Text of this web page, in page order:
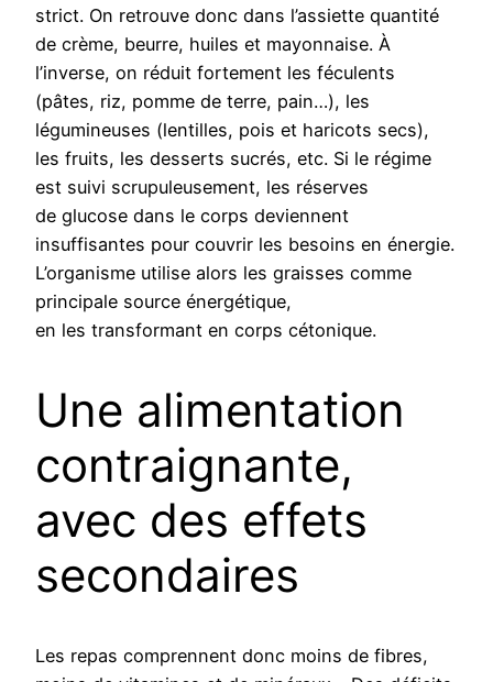
strict. On retrouve donc dans l’assiette quantité
de crème, beurre, huiles et mayonnaise. À
l’inverse, on réduit fortement les féculents
(pâtes, riz, pomme de terre, pain…), les
légumineuses (lentilles, pois et haricots secs),
les fruits, les desserts sucrés, etc. Si le régime
est suivi scrupuleusement, les réserves
de glucose dans le corps deviennent
insuffisantes pour couvrir les besoins en énergie.
L’organisme utilise alors les graisses comme
principale source énergétique,
en les transformant en corps cétonique.
Une alimentation
contraignante,
avec des effets
secondaires
Les repas comprennent donc moins de fibres,